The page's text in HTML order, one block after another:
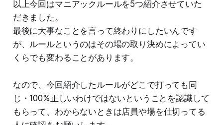
以上今回はマニアックルールを5つ紹介させていた
だきました。
最後に大事なことを言って終わりにしたいんです
が、ルールというのはその場の取り決めによってい
くらでも変わることがあります。
なので、今回紹介したルールがどこで打っても同
じ・100%正しいわけではないということを認識して
もらって、わからないときは店員や場を仕切ってる